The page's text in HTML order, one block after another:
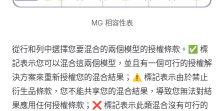
MG 相容性表
從行和列中選擇您要混合的兩個模型的授權條款。✅ 標
記表示您可以混合這兩個模型，並且有一個可行的授權解
決方案來重新授權您的混合結果；⚠️ 標記表示由於禁止
衍生品條款，您不能共享您的混合結果，導致您無法對結
果應用任何授權條款；❌ 標記表示此類混合沒有可行的